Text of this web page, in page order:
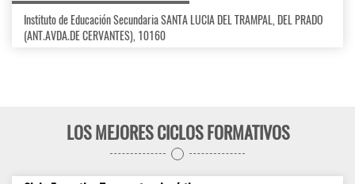
Instituto de Educación Secundaria SANTA LUCIA DEL TRAMPAL, DEL PRADO
(ANT.AVDA.DE CERVANTES), 10160
LOS MEJORES CICLOS FORMATIVOS